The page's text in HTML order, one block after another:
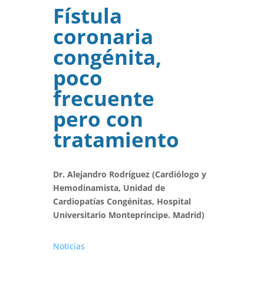
Fístula
coronaria
congénita,
poco
frecuente
pero con
tratamiento
Dr. Alejandro Rodríguez (Cardiólogo y
Hemodinamista, Unidad de
Cardiopatías Congénitas, Hospital
Universitario Montepríncipe. Madrid)
Noticias